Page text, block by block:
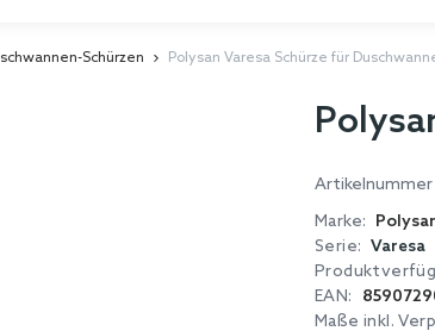
Schürzen Polysan Varesa Schürze für
Artikelnummer
Marke:
Serie: Varesa
EAN:
Maße inkl.